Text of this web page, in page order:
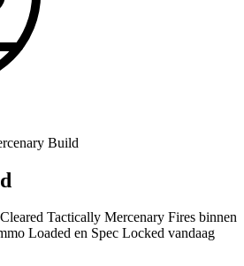
Build
Tactically Mercenary Fires binnen
Loaded en Spec Locked vandaag